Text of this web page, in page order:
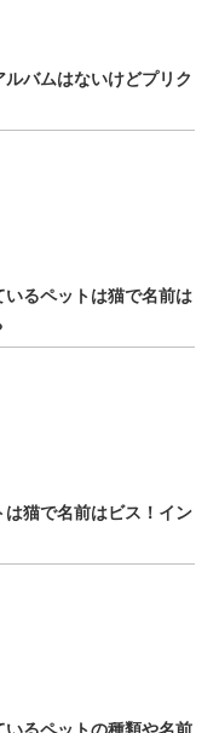
バムはないけどプリク
いるペットは猫で名前は
は猫で名前はビス！イン